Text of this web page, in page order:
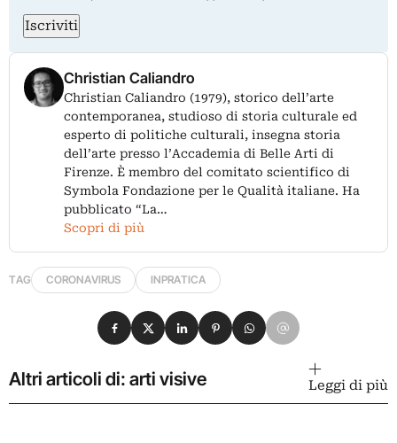
Iscriviti
Christian Caliandro
Christian Caliandro (1979), storico dell’arte
contemporanea, studioso di storia culturale ed
esperto di politiche culturali, insegna storia
dell’arte presso l’Accademia di Belle Arti di
Firenze. È membro del comitato scientifico di
Symbola Fondazione per le Qualità italiane. Ha
pubblicato “La…
Scopri di più
TAG CORONAVIRUS INPRATICA
Condividi su Facebook
Condividi su X
Condividi su LinkedIn
Condividi su Pinterest
Condividi su WhatsApp
Condividi su Email
Altri articoli di: arti visive Leggi di più